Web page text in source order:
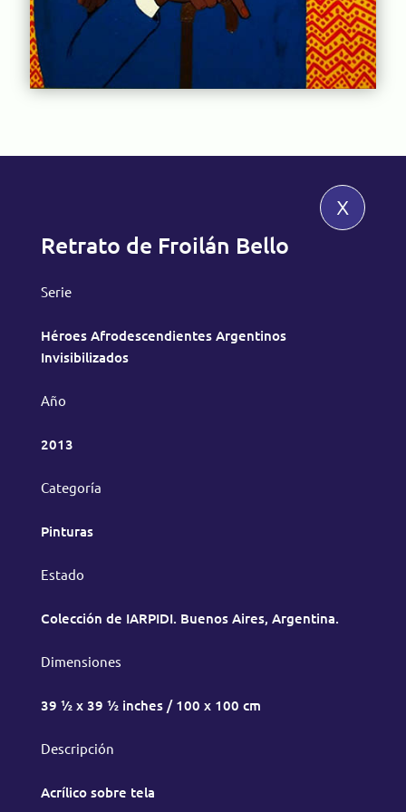
x
Retrato de Froilán Bello
Serie
Héroes Afrodescendientes Argentinos
Invisibilizados
Año
2013
Categoría
Pinturas
Estado
Colección de IARPIDI. Buenos Aires, Argentina.
Dimensiones
39 ½ x 39 ½ inches / 100 x 100 cm
Descripción
Acrílico sobre tela